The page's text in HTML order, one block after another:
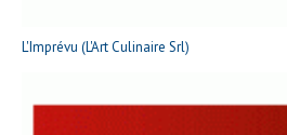
L'Imprévu (L'Art Culinaire Srl)